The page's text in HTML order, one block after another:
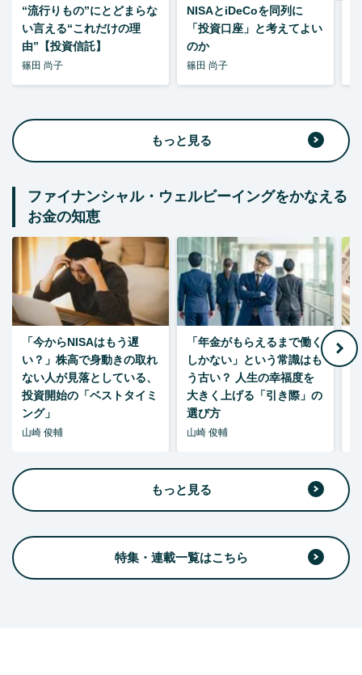
“流行りもの”にとどまらな
い言える“これだけの理
由”【投資信託】
篠田 尚子
NISAとiDeCoを同列に
「投資口座」と考えてよい
のか
篠田 尚子
もっと見る
ファイナンシャル・ウェルビーイングをかなえる
お金の知恵
「今からNISAはもう遅
い？」株高で身動きの取れ
ない人が見落としている、
投資開始の「ベストタイミ
ング」
山崎 俊輔
「年金がもらえるまで働く
しかない」という常識はも
う古い？ 人生の幸福度を
大きく上げる「引き際」の
選び方
山崎 俊輔
もっと見る
特集・連載一覧はこちら